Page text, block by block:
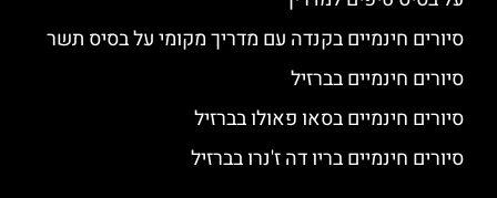
סיורים חינמיים בקנדה עם מדריך מקומי על בסיס תשר
סיורים חינמיים בברזיל
סיורים חינמיים בסאו פאולו בברזיל
סיורים חינמיים בריו דה ז'נרו בברזיל